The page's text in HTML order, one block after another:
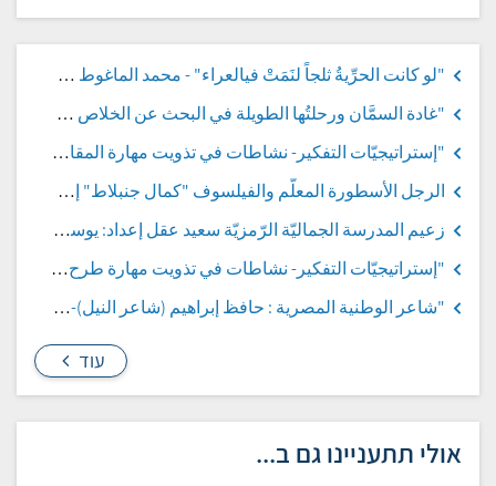
"لو كانت الحرِّيةُ ثلجاً لنَمَتْ فيالعراء" - محمد الماغوط 1934 – 2006, إعداد: يوسف حمّود السيِّدأحمد
"غادة السمَّان ورحلتُها الطويلة في البحث عن الخلاص في بحرٍ من الظلمات 1942 - ..." إعداد: يوسف حمّود السيِّد أحمد
"إستراتيجيّات التفكير- نشاطات في تذويت مهارة المقارنة" إعداد: أجود عمران
الرجل الأسطورة المعلّم والفيلسوف "كمال جنبلاط" إعداد: يوسف حمّود السيِّد أحمد
زعيم المدرسة الجماليّة الرّمزيّة سعيد عقل إعداد: يوسف حمّود السيِّد أحمد
"إستراتيجيّات التفكير- نشاطات في تذويت مهارة طرح الأسئلة" إعداد: أجود عمران
"شاعر الوطنية المصرية : حافظ إبراهيم (شاعر النيل)-1870 – 1932" إعداد: يوسف حمّود السيِّد أحمد
עוד
אולי תתעניינו גם ב...